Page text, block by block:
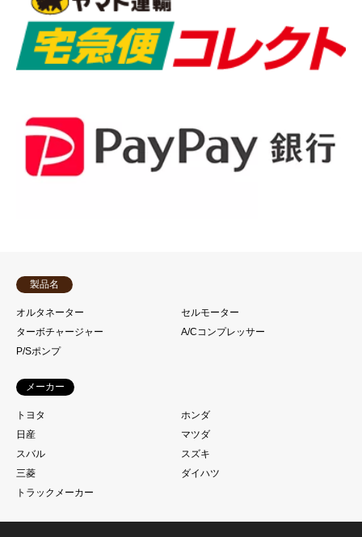
製品名
オルタネーター
セルモーター
ターボチャージャー
A/Cコンプレッサー
P/Sポンプ
メーカー
トヨタ
ホンダ
日産
マツダ
スバル
スズキ
三菱
ダイハツ
トラックメーカー